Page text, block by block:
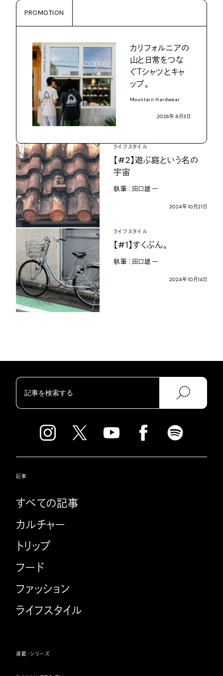
PROMOTION
カリフォルニアの
山と日常をつな
ぐＴシャツとキャ
ップ。
Mountain Hardwear
2026年 8月3 日
ライフスタイル
【#2】遊ぶ庭という名の
宇宙
執筆：田口雄一
2024年10月21 日
ライフスタイル
【#1】すくぶん。
執筆：田口雄一
2024年10月 14日
記事
すべての記事
カルチャー
トリップ
フード
ファッション
ライフスタイル
連載・シリーズ